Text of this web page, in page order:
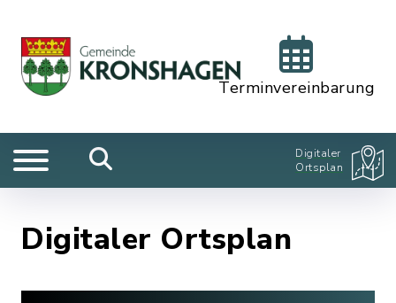
Terminvereinbarung
Digitaler
Ortsplan
Digitaler Ortsplan